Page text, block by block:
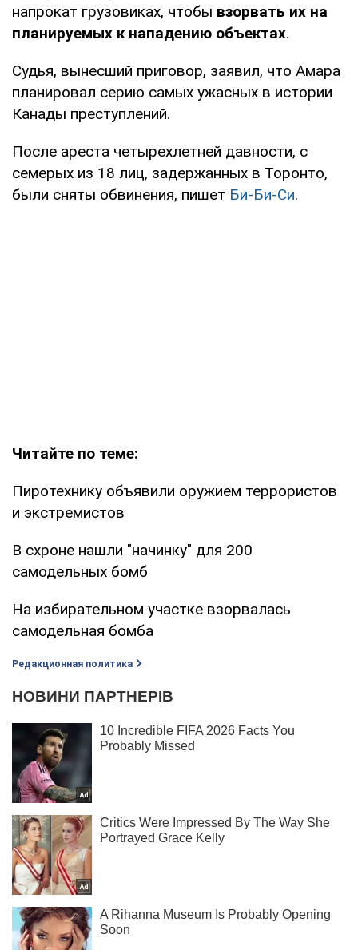
напрокат грузовиках, чтобы взорвать их на
планируемых к нападению объектах.
Судья, вынесший приговор, заявил, что Амара
планировал серию самых ужасных в истории
Канады преступлений.
После ареста четырехлетней давности, с
семерых из 18 лиц, задержанных в Торонто,
были сняты обвинения, пишет Би-Би-Си.
Читайте по теме:
Пиротехнику объявили оружием террористов
и экстремистов
В схроне нашли "начинку" для 200
самодельных бомб
На избирательном участке взорвалась
самодельная бомба
Редакционная политика